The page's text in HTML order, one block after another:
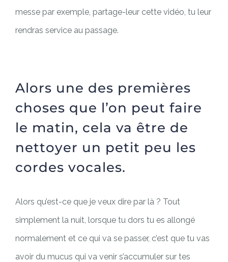
messe par exemple, partage-leur cette vidéo, tu leur
rendras service au passage.
Alors une des premières
choses que l’on peut faire
le matin, cela va être de
nettoyer un petit peu les
cordes vocales.
Alors qu’est-ce que je veux dire par là ? Tout
simplement la nuit, lorsque tu dors tu es allongé
normalement et ce qui va se passer, c’est que tu vas
avoir du mucus qui va venir s’accumuler sur tes